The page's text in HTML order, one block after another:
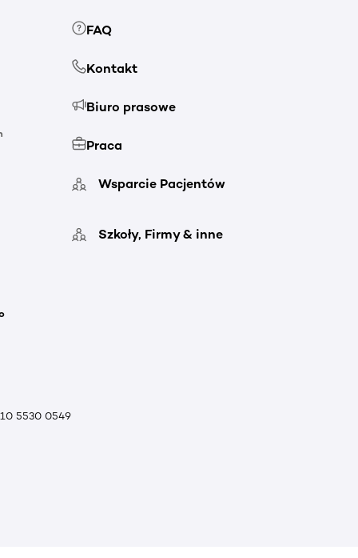
FAQ
Kontakt
Biuro prasowe
Praca
Wsparcie Pacjentów
Szkoły, Firmy & inne
5530 0549